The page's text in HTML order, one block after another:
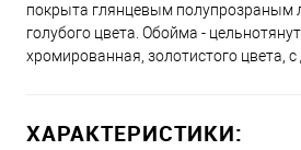
покрыта глянцевым полупрозраным
голубого цвета. Обойма -
хромированная, золотистого цвета,
ХАРАКТЕРИСТИКИ: